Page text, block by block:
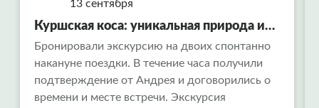
13 сентября
Куршская коса: уникальная природа и
тайны древних времен
Бронировали экскурсию на двоих спонтанно
накануне поездки. В течение часа получили
подтверждение от Андрея и договорились о
времени и месте встречи. Экскурсия